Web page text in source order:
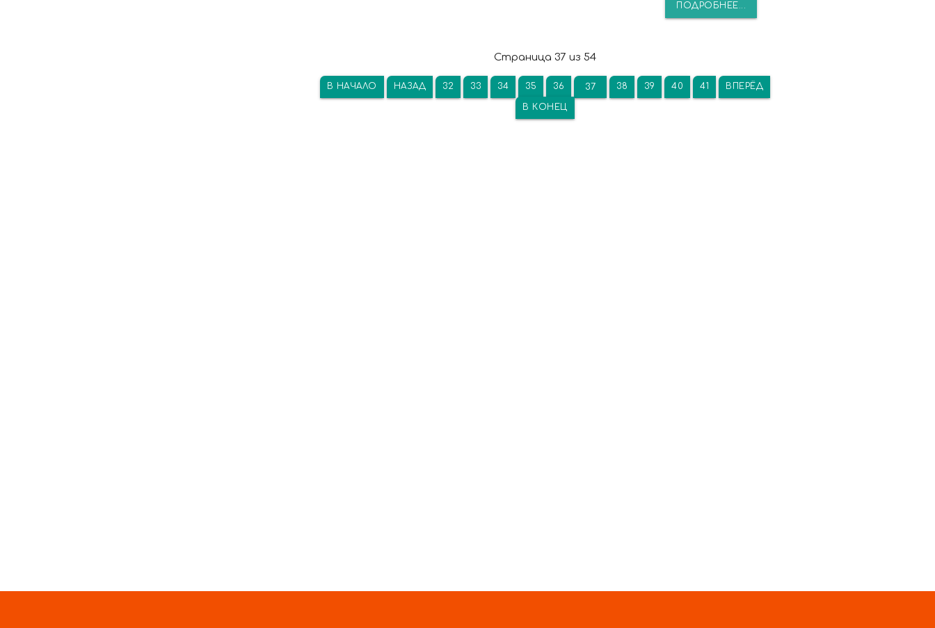
ПОДРОБНЕЕ...
Страница 37 из 54
В НАЧАЛО НАЗАД 32 33 34 35 36 37 38 39 40 41 ВПЕРЁД
В КОНЕЦ